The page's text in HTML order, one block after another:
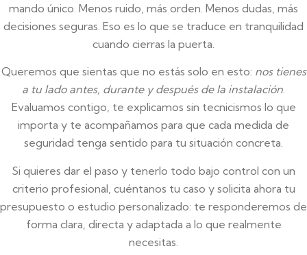
mando único. Menos ruido, más orden. Menos dudas, más
decisiones seguras. Eso es lo que se traduce en tranquilidad
cuando cierras la puerta.
Queremos que sientas que no estás solo en esto: nos tienes
a tu lado antes, durante y después de la instalación.
Evaluamos contigo, te explicamos sin tecnicismos lo que
importa y te acompañamos para que cada medida de
seguridad tenga sentido para tu situación concreta.
Si quieres dar el paso y tenerlo todo bajo control con un
criterio profesional, cuéntanos tu caso y solicita ahora tu
presupuesto o estudio personalizado: te responderemos de
forma clara, directa y adaptada a lo que realmente
necesitas.